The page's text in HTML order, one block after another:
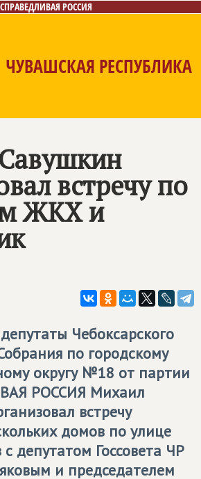
СПРАВЕДЛИВАЯ РОССИЯ
ЧУВАШСКАЯ РЕСПУБЛИКА
встречу по
ЖКХ и
Чебоксарского
по городскому
округу №18 от партии
РОССИЯ Михаил
встречу
домов по улице
с депутатом Госсовета ЧР
и председателем